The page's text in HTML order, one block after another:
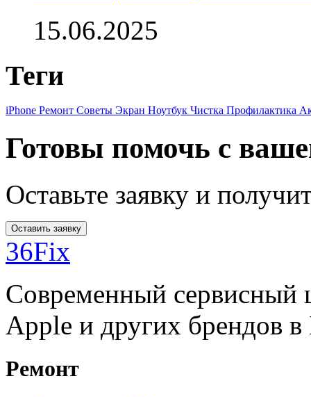
15.06.2025
Теги
iPhone Ремонт Советы Экран Ноутбук Чистка Профилактика
Готовы помочь с
Оставьте заявку и
Оставить заявку
36Fix
Современный сервисный
Apple и других брендов в
Ремонт